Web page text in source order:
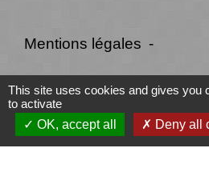
Mentions légales -
Politique de
Plan du site - Gestion
This site uses cookies and gives you
to activate
OK, accept all
Deny all